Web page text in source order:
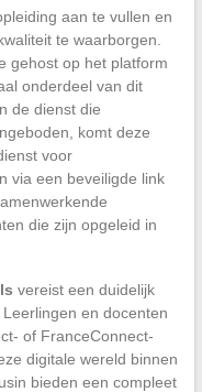
aan te vullen en
te waarborgen.
gehost op het platform
onderdeel van dit
de dienst die
komt deze
voor
via een beveiligde link
die zijn opgeleid in
vereist een duidelijk
en docenten
of FranceConnect-
digitale wereld binnen
bieden een compleet